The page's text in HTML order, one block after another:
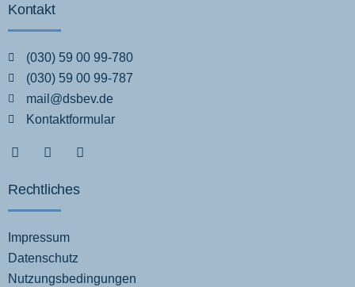
Kontakt
(030) 59 00 99-780
(030) 59 00 99-787
mail@dsbev.de
Kontaktformular
Rechtliches
Impressum
Datenschutz
Nutzungsbedingungen